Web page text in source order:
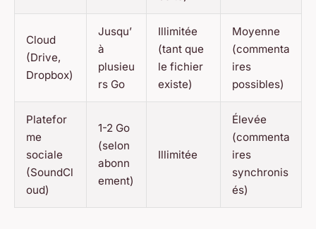
Cloud
(Drive,
Dropbox)
Jusqu’
à
plusieu
rs Go
Illimitée
(tant que
le fichier
existe)
Moyenne
(commenta
ires
possibles)
Platefor
me
sociale
(SoundCl
oud)
1-2 Go
(selon
abonn
ement)
Illimitée
Élevée
(commenta
ires
synchronis
és)